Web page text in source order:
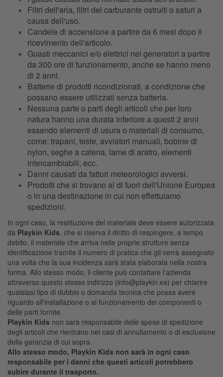
Filtri dell'aria, filtri del carburante ostruiti o saturi a
causa dell'uso.
Candele di accensione a partire da 6 mesi dopo il
ricevimento dell'articolo.
Guasti meccanici e/o elettrici nei generatori a partire
da 300 ore di funzionamento, anche se hanno meno
di 2 anni.
Batterie di prodotti ricondizionati, a condizione che
possano essere utilizzati senza batteria.
Nessuna parte o parti degli articoli che per loro
natura hanno una durata inferiore a questi 2 anni
essendo elementi di usura o materiali di consumo,
come: trapani, teste, avviatori manuali, bobine di
nylon, seghe a catena, lame di aratro, elementi
intercambiabili, ecc.
Danni causati da fattori meteorologici avversi.
Prodotti che si trovano al di fuori dell'Unione Europea
o in una destinazione in cui non effettuiamo
spedizioni.
In ogni caso, la restituzione del materiale deve essere autorizzata
da Playkin Kids, che si riserva il diritto di respingere, a tempo
debito, il materiale che arriva nelle proprie strutture senza
identificazione tramite il numero di pratica che gli verrà assegnato
una volta che la sua incidenza sarà stata elaborata nella nostra
forma. Allo stesso modo, il cliente può contattare l'azienda
attraverso questo stesso indirizzo (info@playkin.es) per chiarire
qualsiasi tipo di dubbio o domanda tecnica che possa avere
riguardo all'installazione o al funzionamento dei componenti o
delle parti fornite.
Playkin Kids non sarà responsabile delle spese di spedizione
degli articoli che rientrano nei casi di annullamento o di esclusione
della garanzia di cui sopra.
Allo stesso modo, Playkin Kids non sarà in ogni caso
responsabile per i danni che questi articoli potrebbero
subire durante il trasporto.